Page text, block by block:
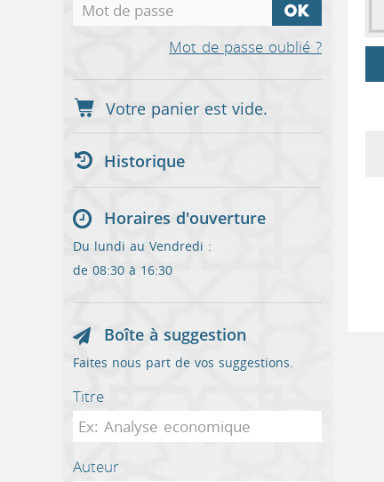
Mot de passe oublié ?
Historique
Horaires d'ouverture
Du lundi au Vendredi :
de 08:30 à 16:30
Boîte à suggestion
Faites nous part de vos suggestions.
Titre
Auteur